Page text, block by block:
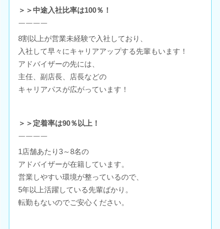
＞＞中途入社比率は100％！
￣￣￣￣
8割以上が営業未経験で入社しており、
入社して早々にキャリアアップする先輩もいます！
アドバイザーの先には、
主任、副店長、店長などの
キャリアパスが広がっています！
＞＞定着率は90％以上！
￣￣￣￣
1店舗あたり3～8名の
アドバイザーが在籍しています。
営業しやすい環境が整っているので、
5年以上活躍している先輩ばかり。
転勤もないのでご安心ください。